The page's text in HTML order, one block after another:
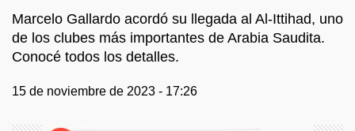
Marcelo Gallardo acordó su llegada al Al-Ittihad, uno
de los clubes más importantes de Arabia Saudita.
Conocé todos los detalles.
15 de noviembre de 2023 - 17:26